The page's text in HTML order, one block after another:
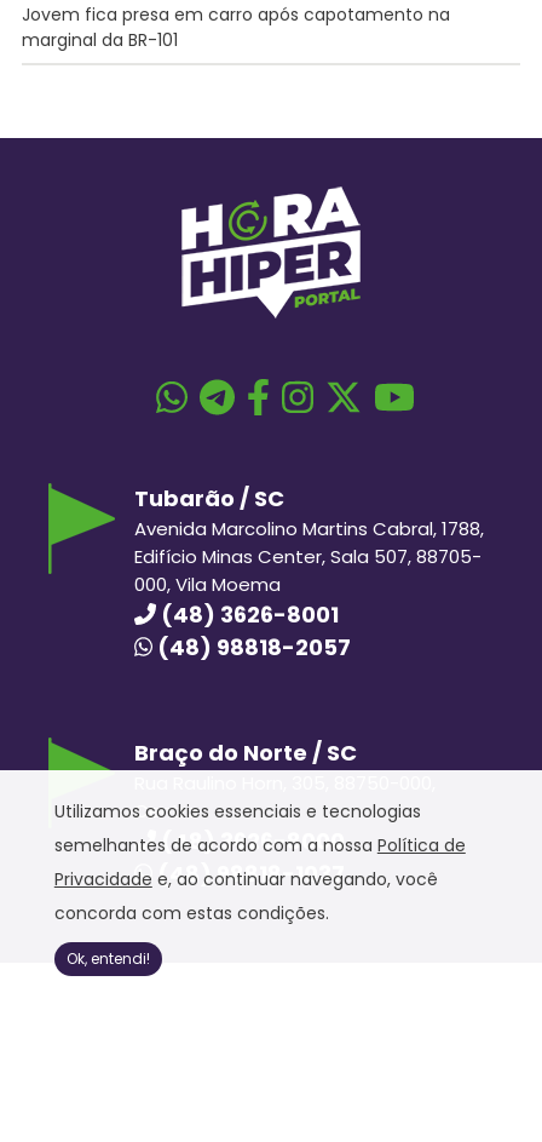
Jovem fica presa em carro após capotamento na
marginal da BR-101
Tubarão / SC
Avenida Marcolino Martins Cabral, 1788,
Edifício Minas Center, Sala 507, 88705-
000, Vila Moema
(48) 3626-8001
(48) 98818-2057
Braço do Norte / SC
Centro
(48) 3626-8000
(48) 98818-1037
Utilizamos cookies essenciais e tecnologias
semelhantes de acordo com a nossa Política de
Privacidade e, ao continuar navegando, você
concorda com estas condições.
Ok, entendi!